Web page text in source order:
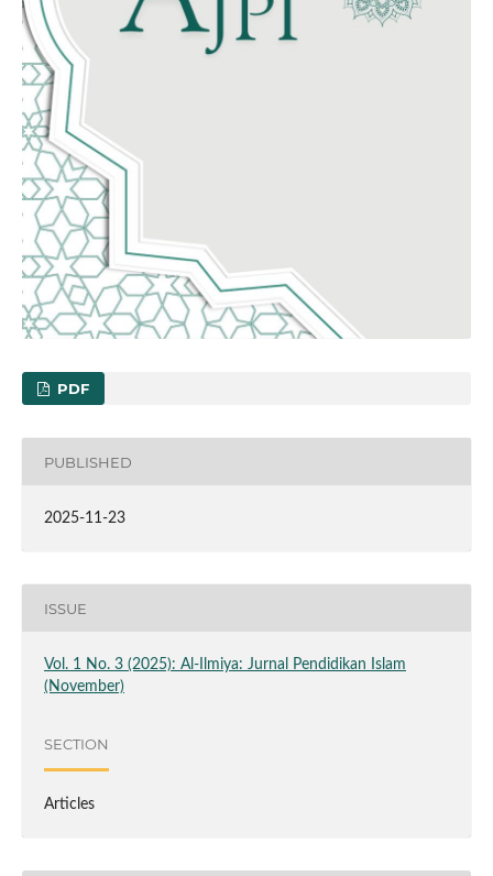
PDF
PUBLISHED
2025-11-23
ISSUE
Vol. 1 No. 3 (2025): Al-Ilmiya: Jurnal Pendidikan Islam
(November)
SECTION
Articles